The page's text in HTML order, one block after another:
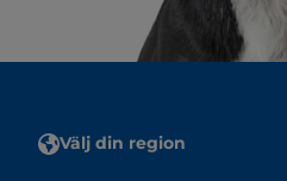
Välj din region